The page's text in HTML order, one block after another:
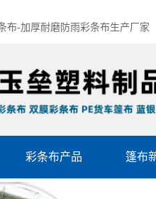
布-加厚耐磨防雨彩条布生产厂家
彩条布产品 篷布